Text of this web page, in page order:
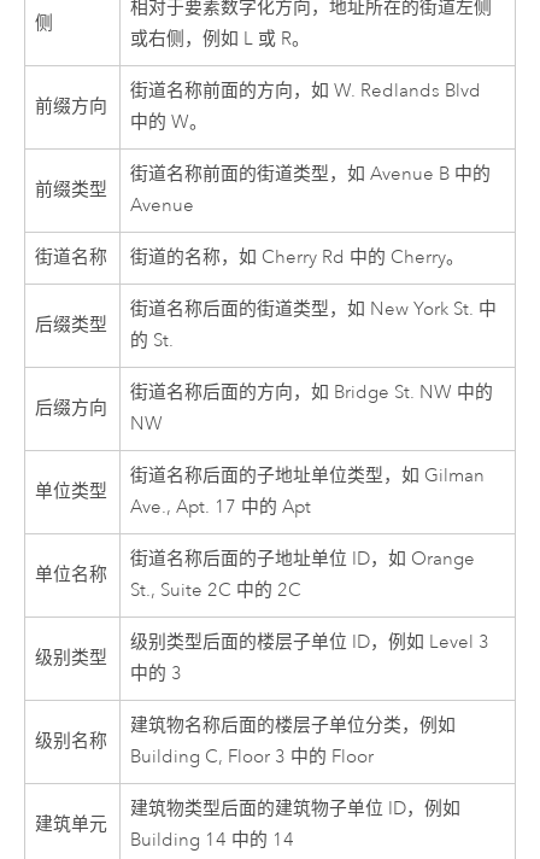
侧
相对于要素数字化方向，地址所在的街道左侧
或右侧，例如 L 或 R。
前缀方向
街道名称前面的方向，如 W. Redlands Blvd
中的 W。
前缀类型
街道名称前面的街道类型，如 Avenue B 中的
Avenue
街道名称 街道的名称，如 Cherry Rd 中的 Cherry。
后缀类型
街道名称后面的街道类型，如 New York St. 中
的 St.
后缀方向
街道名称后面的方向，如 Bridge St. NW 中的
NW
单位类型
街道名称后面的子地址单位类型，如 Gilman
Ave., Apt. 17 中的 Apt
单位名称
街道名称后面的子地址单位 ID，如 Orange
St., Suite 2C 中的 2C
级别类型
级别类型后面的楼层子单位 ID，例如 Level 3
中的 3
级别名称
建筑物名称后面的楼层子单位分类，例如
Building C, Floor 3 中的 Floor
建筑单元
建筑物类型后面的建筑物子单位 ID，例如
Building 14 中的 14